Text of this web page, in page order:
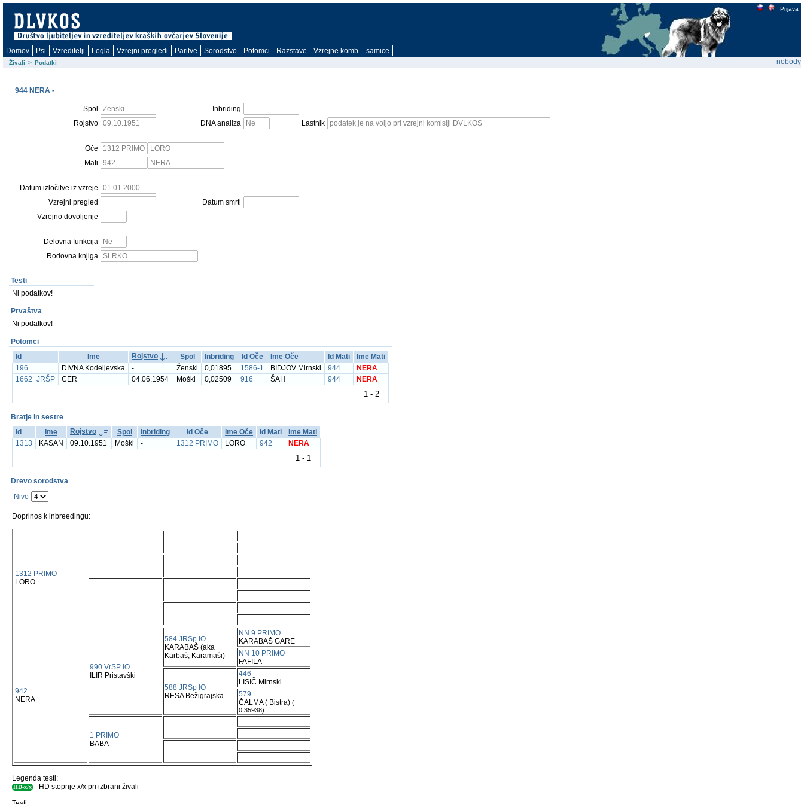
Prijava
Domov Psi Vzreditelji Legla Vzrejni pregledi Paritve Sorodstvo Potomci Razstave Vzrejne komb. - samice
Živali > Podatki nobody
944 NERA -
Spol
Inbriding
Rojstvo
DNA analiza Lastnik
Oče
Mati
Datum izločitve iz vzreje
Vzrejni pregled
Datum smrti
Vzrejno dovoljenje
Delovna funkcija
Rodovna knjiga
Testi
Ni podatkov!
Prvaštva
Ni podatkov!
Potomci
Id
Ime Rojstvo Spol Inbriding Id Oče Ime Oče Id Mati
Ime Mati
196
DIVNA Kodeljevska - Ženski 0,01895 1586-1 BIDJOV Mirnski 944
NERA
1662_JRŠP
CER 04.06.1954 Moški 0,02509 916 ŠAH 944 NERA
1 - 2
Bratje in sestre
Id
Ime Rojstvo Spol Inbriding Id Oče Ime Oče Id Mati
Ime Mati
1313
KASAN 09.10.1951 Moški - 1312 PRIMO LORO 942 NERA
1 - 1
Drevo sorodstva
Nivo
Doprinos k inbreedingu:
1312 PRIMO
LORO
942
NERA
990 VrSP IO
ILIR Pristavški
584 JRSp IO
KARABAŠ (aka
Karbaš, Karamaši)
NN 9 PRIMO
KARABAŠ GARE
NN 10 PRIMO
FAFILA
588 JRSp IO
RESA Bežigrajska
446
LISIČ Mirnski
579
ČALMA ( Bistra) (
0,35938)
1 PRIMO
BABA
Legenda testi:
HD-x/x - HD stopnje x/x pri izbrani živali